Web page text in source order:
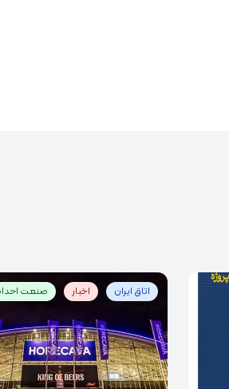
اتاق ایران اخبار صنعت